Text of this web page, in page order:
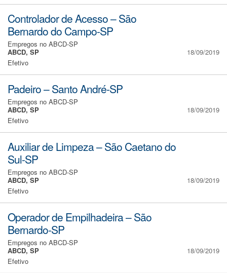
Controlador de Acesso – São
Bernardo do Campo-SP
Empregos no ABCD-SP
ABCD, SP
Efetivo
18/09/2019
Padeiro – Santo André-SP
Empregos no ABCD-SP
ABCD, SP
Efetivo
18/09/2019
Auxiliar de Limpeza – São Caetano do
Sul-SP
Empregos no ABCD-SP
ABCD, SP
Efetivo
18/09/2019
Operador de Empilhadeira – São
Bernardo-SP
Empregos no ABCD-SP
ABCD, SP
Efetivo
18/09/2019